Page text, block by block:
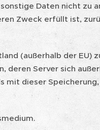
Daten nicht zu
Zweck erfüllt ist,
(außerhalb der EU)
Server sich
dieser Speicherung,